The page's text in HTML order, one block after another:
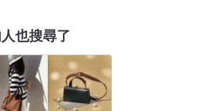
也搜尋了